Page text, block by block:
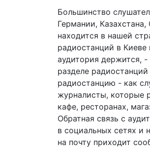
Большинство
Германии,
находится в нашей
радиостанций в Киеве
аудитория держится, -
разделе
радиостанцию - как
журналисты, которые
кафе, ресторанах,
Обратная связь с
в социальных сетях и
на почту приходит